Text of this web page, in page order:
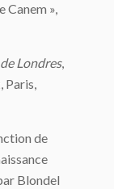
Canem »,
Londres,
Paris,
de
Blondel